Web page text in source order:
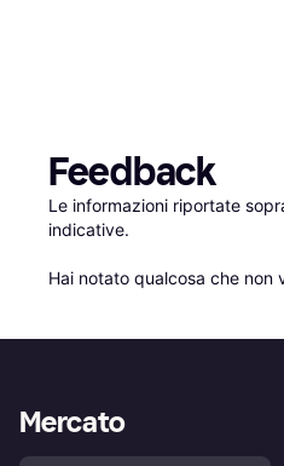
Feedback
Le informazioni riportate
indicative.
Hai notato qualcosa che
Mercato